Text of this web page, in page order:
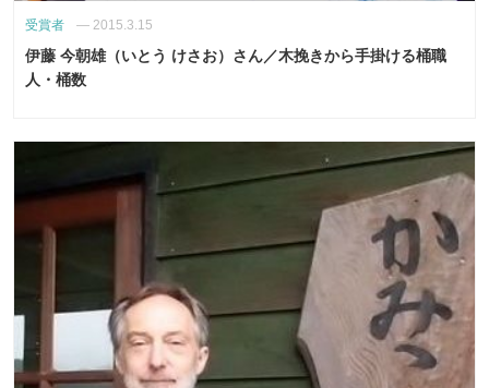
受賞者 — 2015.3.15
伊藤 今朝雄（いとう けさお）さん／木挽きから手掛ける桶職
人・桶数